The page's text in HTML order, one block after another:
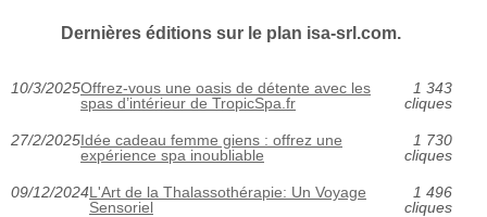
Dernières éditions sur le plan isa-srl.com.
10/3/2025Offrez-vous une oasis de détente avec les
spas d’intérieur de TropicSpa.fr
1 343
cliques
27/2/2025Idée cadeau femme giens : offrez une
expérience spa inoubliable
1 730
cliques
09/12/2024L'Art de la Thalassothérapie: Un Voyage
Sensoriel
1 496
cliques